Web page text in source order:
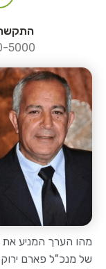
5000
מהו הערך המניע את
של מנכ"ל פארם